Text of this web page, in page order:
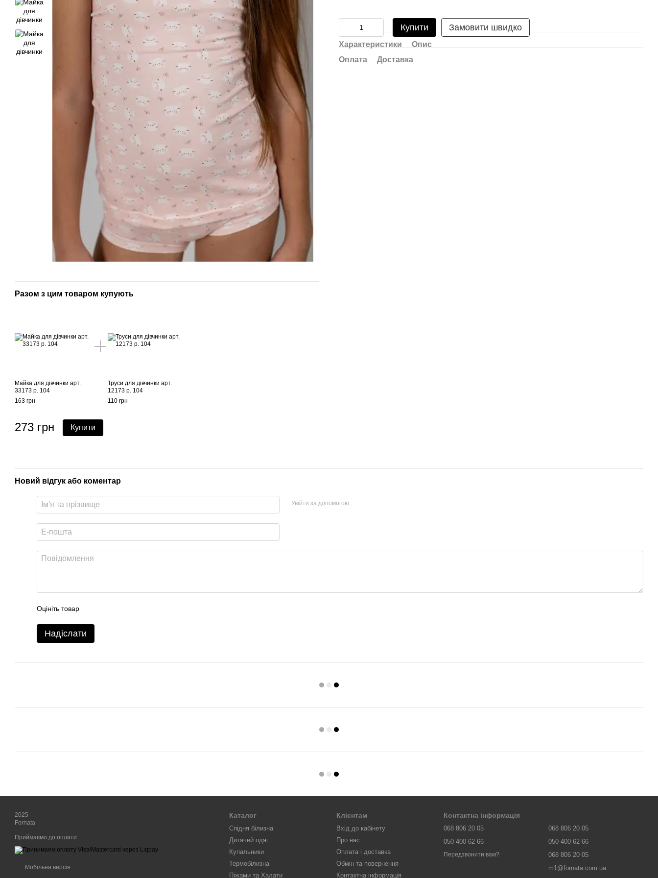
Разом з цим товаром купують
Майка для дівчинки арт.
33173 р. 104
163 грн
Труси для дівчинки арт.
12173 р. 104
110 грн
273 грн Купити
Купити Замовити швидко
Характеристики
Опис
Оплата
Доставка
Новий відгук або коментар
Увійти за допомогою
Оцініть товар
Надіслати
2025
Fornata
Приймаємо до оплати
Мобільна версія
Каталог
Спідня білизна
Дитячий одяг
Купальники
Термобілизна
Піжами та Халати
Клієнтам
Вхід до кабінету
Про нас
Оплата і доставка
Обмін та повернення
Контактна інформація
Контактна інформація
068 806 20 05
050 400 62 66
Передзвонити вам?
068 806 20 05
050 400 62 66
068 806 20 05
m1@fornata.com.ua